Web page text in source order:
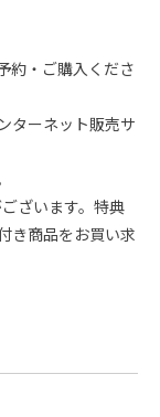
約・ご購入くださ
ターネット販売サ
ざいます。特典
き商品をお買い求